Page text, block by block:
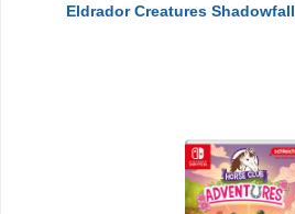
Eldrador Creatures Shadowfall